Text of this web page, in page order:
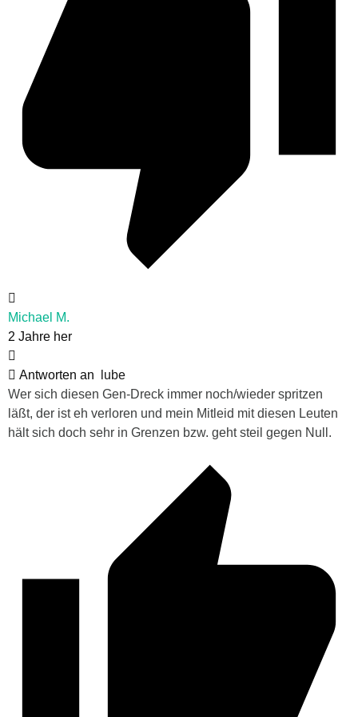
Michael M.
2 Jahre her
Antworten an
lube
Wer sich diesen Gen-Dreck immer noch/wieder spritzen
läßt, der ist eh verloren und mein Mitleid mit diesen Leuten
hält sich doch sehr in Grenzen bzw. geht steil gegen Null.